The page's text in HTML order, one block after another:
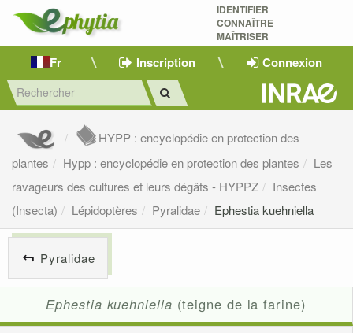
IDENTIFIER
CONNAÎTRE
MAÎTRISER
Fr Inscription Connexion
HYPP : encyclopédie en protection des
plantes
Hypp : encyclopédie en protection des plantes
Les
ravageurs des cultures et leurs dégâts - HYPPZ
Insectes
(Insecta)
Lépidoptères Pyralidae Ephestia kuehniella
Pyralidae
Ephestia kuehniella (teigne de la farine)